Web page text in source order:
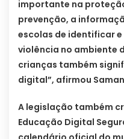
importante na
prevenção, a
escolas de identificar
violência no ambiente
crianças também
digital”, afirmou
A legislação também
Educação Digital